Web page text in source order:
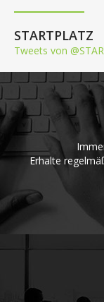
STARTPLATZ
Tweets von
Erhalte